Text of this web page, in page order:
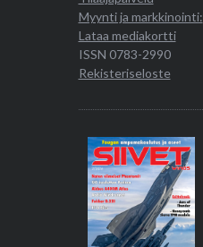
Myynti ja markkinointi:
Lataa mediakortti
ISSN 0783-2990
Rekisteriseloste